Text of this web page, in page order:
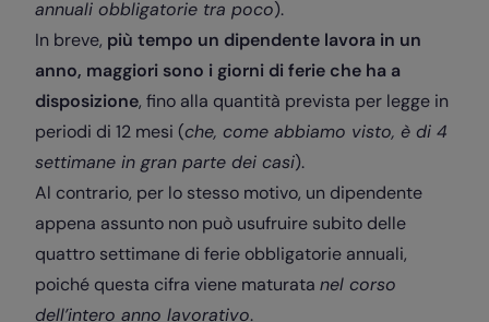
annuali obbligatorie tra poco).
In breve, più tempo un dipendente lavora in un
anno, maggiori sono i giorni di ferie che ha a
disposizione, fino alla quantità prevista per legge in
periodi di 12 mesi (che, come abbiamo visto, è di 4
settimane in gran parte dei casi).
Al contrario, per lo stesso motivo, un dipendente
appena assunto non può usufruire subito delle
quattro settimane di ferie obbligatorie annuali,
poiché questa cifra viene maturata nel corso
dell’intero anno lavorativo.